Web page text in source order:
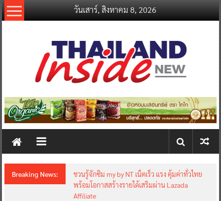
Skip
to
วันเสาร์, สิงหาคม 8, 2026
thailandinsidenew.com
Thailand
New
Breaking News:
ชวนรู้จักซิม my by NT เน็ตเร็ว แรง คุ้มค่าทั่วไทย
พร้อมโอกาสสร้างรายได้เสริมผ่าน Lazada
Affiliate